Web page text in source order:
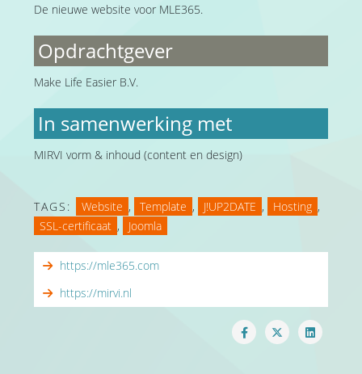
De nieuwe website voor MLE365.
Opdrachtgever
Make Life Easier B.V.
In samenwerking met
MIRVI vorm & inhoud (content en design)
TAGS: Website , Template , J!UP2DATE , Hosting ,
SSL-certificaat , Joomla
https://mle365.com
https://mirvi.nl